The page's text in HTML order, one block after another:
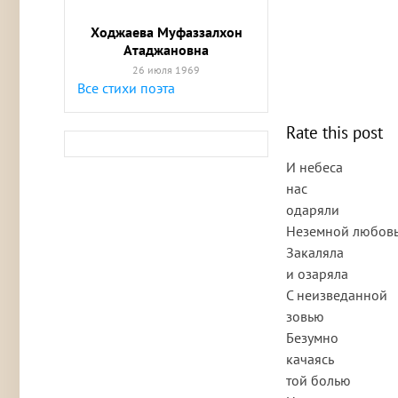
Ходжаева Муфаззалхон
Атаджановна
26 июля 1969
Все стихи поэта
Rate this post
И небеса
нас
одаряли
Неземной
Закаляла
и озаряла
С неизведанной
зовью
Безумно
качаясь
той болью